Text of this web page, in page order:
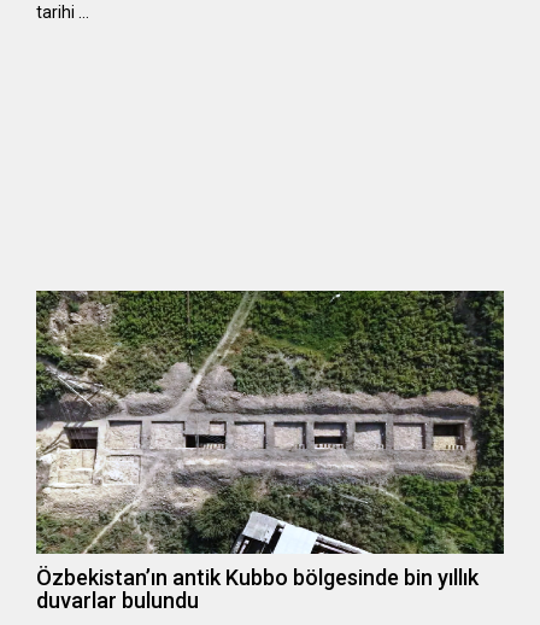
tarihi …
Özbekistan’ın antik Kubbo bölgesinde bin yıllık
duvarlar bulundu